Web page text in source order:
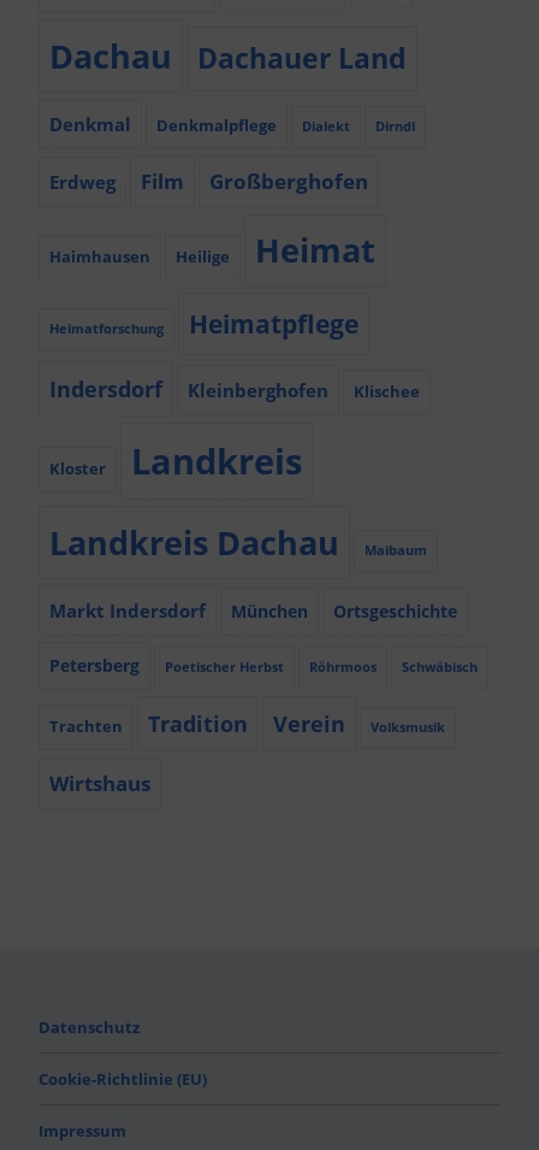
Dachau Dachauer Land
Denkmal Denkmalpflege Dialekt Dirndl
Erdweg Film Großberghofen
Haimhausen Heilige Heimat
Heimatforschung Heimatpflege
Indersdorf Kleinberghofen Klischee
Kloster Landkreis
Landkreis Dachau Maibaum
Markt Indersdorf München Ortsgeschichte
Petersberg Poetischer Herbst Röhrmoos Schwäbisch
Trachten Tradition Verein Volksmusik
Wirtshaus
Datenschutz
Cookie-Richtlinie (EU)
Impressum